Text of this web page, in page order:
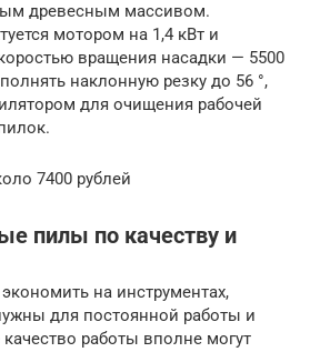
древесным массивом.
мотором на 1,4 кВт и
вращения насадки — 5500
наклонную резку до 56 °,
для очищения рабочей
7400 рублей
пилы по качеству и
на инструментах,
для постоянной работы и
работы вполне могут